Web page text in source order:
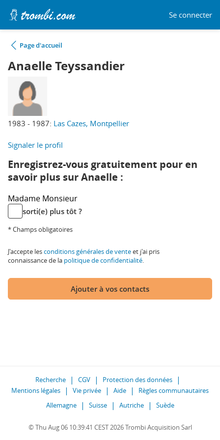
Se connecter
Page d'accueil
Anaelle Teyssandier
1983 - 1987: Las Cazes, Montpellier
Signaler le profil
Enregistrez-vous gratuitement pour en
savoir plus sur Anaelle :
Madame Monsieur
sorti(e) plus tôt ?
* Champs obligatoires
J'accepte lesconditions générales de venteet j'ai pris
connaissance de la politique de confidentialité.
Ajouter à vos contacts
Recherche CGV
Protection des données
Mentions légales
Vie privée Aide
Règles communautaires
Allemagne
Suisse Autriche Suède
© Thu Aug 06 10:39:41 CEST 2026 Trombi Acquisition Sarl